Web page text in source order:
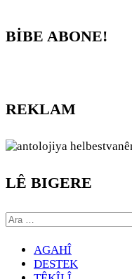
BİBE ABONE!
REKLAM
LÊ BIGERE
Arama:
AGAHÎ
DESTEK